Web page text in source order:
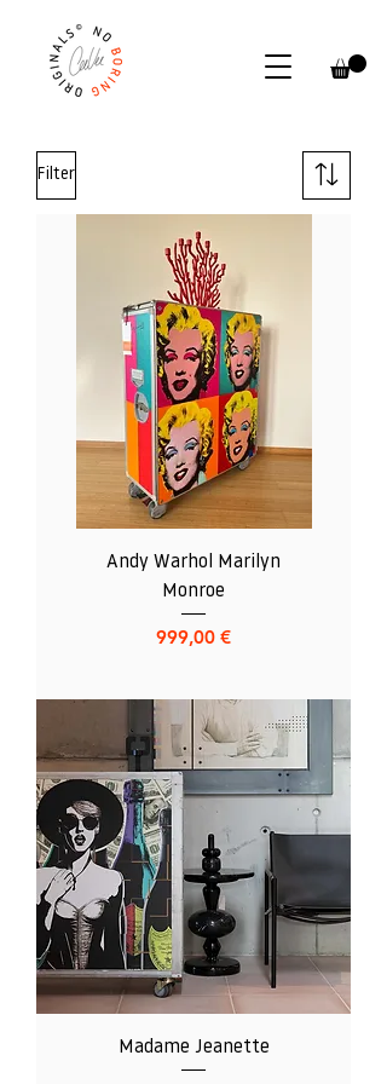
Filter
Andy Warhol Marilyn
Monroe
Preis
999,00 €
Madame Jeanette